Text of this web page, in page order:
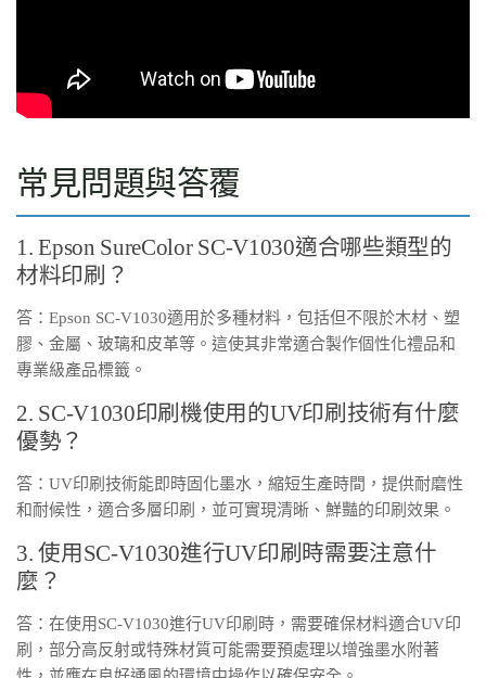
常見問題與答覆
1. Epson SureColor SC-V1030適合哪些類型的
材料印刷？
答：Epson SC-V1030適用於多種材料，包括但不限於木材、塑
膠、金屬、玻璃和皮革等。這使其非常適合製作個性化禮品和
專業級產品標籤。
2. SC-V1030印刷機使用的UV印刷技術有什麼
優勢？
答：UV印刷技術能即時固化墨水，縮短生產時間，提供耐磨性
和耐候性，適合多層印刷，並可實現清晰、鮮豔的印刷效果。
3. 使用SC-V1030進行UV印刷時需要注意什
麼？
答：在使用SC-V1030進行UV印刷時，需要確保材料適合UV印
刷，部分高反射或特殊材質可能需要預處理以增強墨水附著